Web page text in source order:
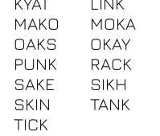
MAKO
MOKA
OAKS
OKAY
PUNK
RACK
SAKE
SIKH
SKIN
TANK
TICK